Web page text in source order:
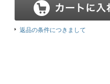
返品の条件につきまして